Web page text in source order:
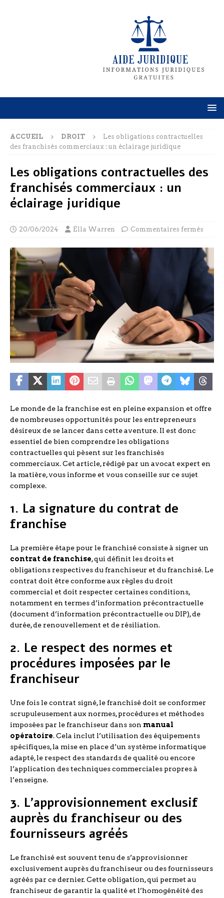
ACCUEIL DROIT
Les obligations contractuelles
des franchisés commerciaux : un éclairage juridique
Les obligations contractuelles des
franchisés commerciaux : un
éclairage juridique
20/06/2024 Ella Warren Commentaires fermés
Le monde de la franchise est en pleine expansion et offre
de nombreuses opportunités pour les entrepreneurs
désireux de se lancer dans cette aventure. Il est donc
essentiel de bien comprendre les obligations
contractuelles qui pèsent sur les franchisés
commerciaux. Cet article, rédigé par un avocat expert en
la matière, vous informe et vous conseille sur ce sujet
complexe.
1. La signature du contrat de
franchise
La première étape pour le franchisé consiste à signer un
contrat de franchise, qui définit les droits et
obligations respectives du franchiseur et du franchisé. Le
contrat doit être conforme aux règles du droit
commercial et doit respecter certaines conditions,
notamment en termes d’information précontractuelle
(document d’information précontractuelle ou DIP), de
durée, de renouvellement et de résiliation.
2. Le respect des normes et
procédures imposées par le
franchiseur
Une fois le contrat signé, le franchisé doit se conformer
scrupuleusement aux normes, procédures et méthodes
imposées par le franchiseur dans son manual
opératoire. Cela inclut l’utilisation des équipements
spécifiques, la mise en place d’un système informatique
adapté, le respect des standards de qualité ou encore
l’application des techniques commerciales propres à
l’enseigne.
3. L’approvisionnement exclusif
auprès du franchiseur ou des
fournisseurs agréés
Le franchisé est souvent tenu de s’approvisionner
exclusivement auprès du franchiseur ou des fournisseurs
agréés par ce dernier. Cette obligation, qui permet au
franchiseur de garantir la qualité et l’homogénéité des